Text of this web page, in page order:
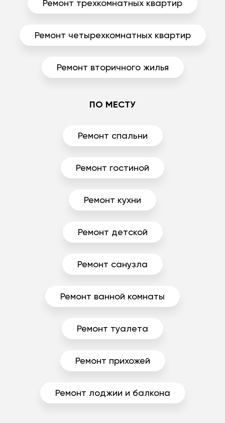
Ремонт трехкомнатных квартир
Ремонт четырехкомнатных квартир
Ремонт вторичного жилья
ПО МЕСТУ
Ремонт спальни
Ремонт гостиной
Ремонт кухни
Ремонт детской
Ремонт санузла
Ремонт ванной комнаты
Ремонт туалета
Ремонт прихожей
Ремонт лоджии и балкона